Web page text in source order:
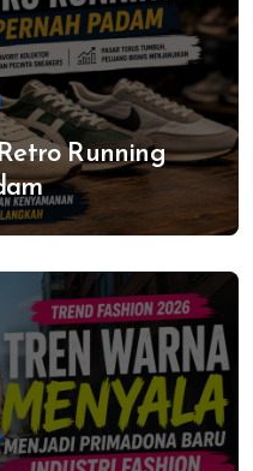
Running